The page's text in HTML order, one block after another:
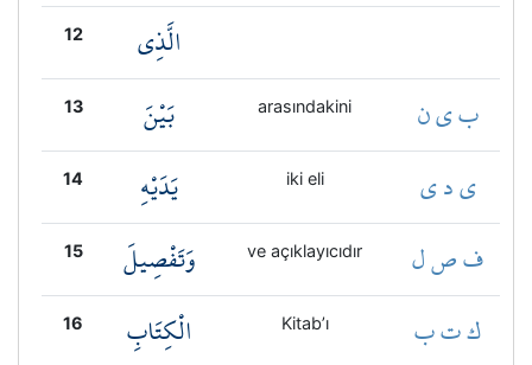
12 الَّذِي
13 بَيْنَ arasındakini ب ي ن
14 يَدَيْهِ iki eli ي د ي
15 وَتَفْصِيلَ ve açıklayıcıdır ف ص ل
16 الْكِتَابِ Kitab’ı ك ت ب